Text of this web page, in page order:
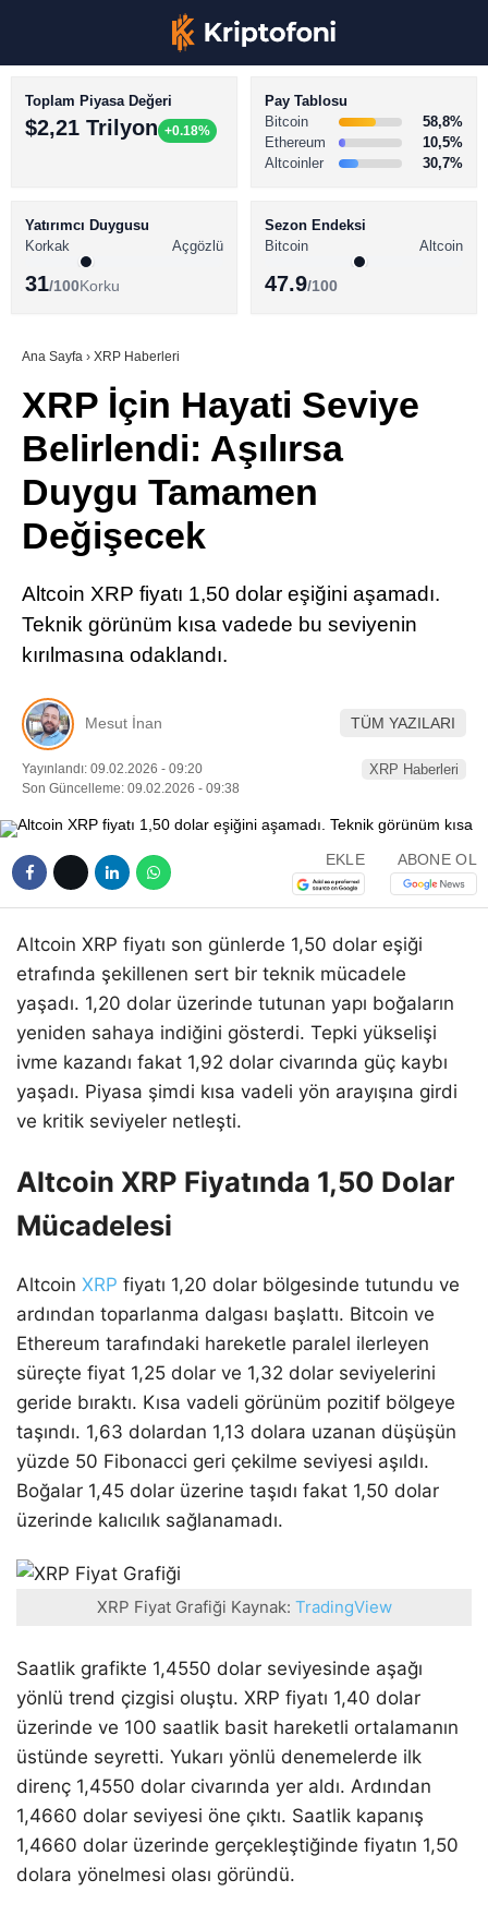
Youtube
TikTok
Telegram
BİTCOİN HABERLERİ
ALTCOİN HABERLERİ
SÖZLÜK
Toplam Piyasa Değeri
$2,21 Trilyon +0.18%
Pay Tablosu
Bitcoin
58,8%
Ethereum
10,5%
Altcoinler
30,7%
Yatırımcı Duygusu
Korkak
Açgözlü
31/100Korku
Sezon Endeksi
Bitcoin
Altcoin
47.9/100
Ana Sayfa › XRP Haberleri
XRP İçin Hayati Seviye
Belirlendi: Aşılırsa
Duygu Tamamen
Değişecek
Altcoin XRP fiyatı 1,50 dolar eşiğini aşamadı.
Teknik görünüm kısa vadede bu seviyenin
kırılmasına odaklandı.
Mesut İnan TÜM YAZILARI
Yayınlandı: 09.02.2026 - 09:20
Son Güncelleme: 09.02.2026 - 09:38
XRP Haberleri
EKLE ABONE OL
Altcoin XRP fiyatı son günlerde 1,50 dolar eşiği
etrafında şekillenen sert bir teknik mücadele
yaşadı. 1,20 dolar üzerinde tutunan yapı boğaların
yeniden sahaya indiğini gösterdi. Tepki yükselişi
ivme kazandı fakat 1,92 dolar civarında güç kaybı
yaşadı. Piyasa şimdi kısa vadeli yön arayışına girdi
ve kritik seviyeler netleşti.
Altcoin XRP Fiyatında 1,50 Dolar
Mücadelesi
Altcoin XRP fiyatı 1,20 dolar bölgesinde tutundu ve
ardından toparlanma dalgası başlattı. Bitcoin ve
Ethereum tarafındaki hareketle paralel ilerleyen
süreçte fiyat 1,25 dolar ve 1,32 dolar seviyelerini
geride bıraktı. Kısa vadeli görünüm pozitif bölgeye
taşındı. 1,63 dolardan 1,13 dolara uzanan düşüşün
yüzde 50 Fibonacci geri çekilme seviyesi aşıldı.
Boğalar 1,45 dolar üzerine taşıdı fakat 1,50 dolar
üzerinde kalıcılık sağlanamadı.
XRP Fiyat Grafiği Kaynak: TradingView
Saatlik grafikte 1,4550 dolar seviyesinde aşağı
yönlü trend çizgisi oluştu. XRP fiyatı 1,40 dolar
üzerinde ve 100 saatlik basit hareketli ortalamanın
üstünde seyretti. Yukarı yönlü denemelerde ilk
direnç 1,4550 dolar civarında yer aldı. Ardından
1,4660 dolar seviyesi öne çıktı. Saatlik kapanış
1,4660 dolar üzerinde gerçekleştiğinde fiyatın 1,50
dolara yönelmesi olası göründü.